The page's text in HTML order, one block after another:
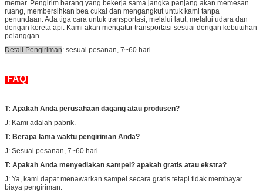
memar. Pengirim barang yang bekerja sama jangka panjang akan memesan
ruang, membersihkan bea cukai dan mengangkut untuk kami tanpa
penundaan. Ada tiga cara untuk transportasi, melalui laut, melalui udara dan
dengan kereta api. Kami akan mengatur transportasi sesuai dengan kebutuhan
pelanggan.
Detail Pengiriman: sesuai pesanan, 7~60 hari
FAQ
T: Apakah Anda perusahaan dagang atau produsen?
J: Kami adalah pabrik.
T: Berapa lama waktu pengiriman Anda?
J: Sesuai pesanan, 7~60 hari.
T: Apakah Anda menyediakan sampel? apakah gratis atau ekstra?
J: Ya, kami dapat menawarkan sampel secara gratis tetapi tidak membayar
biaya pengiriman.